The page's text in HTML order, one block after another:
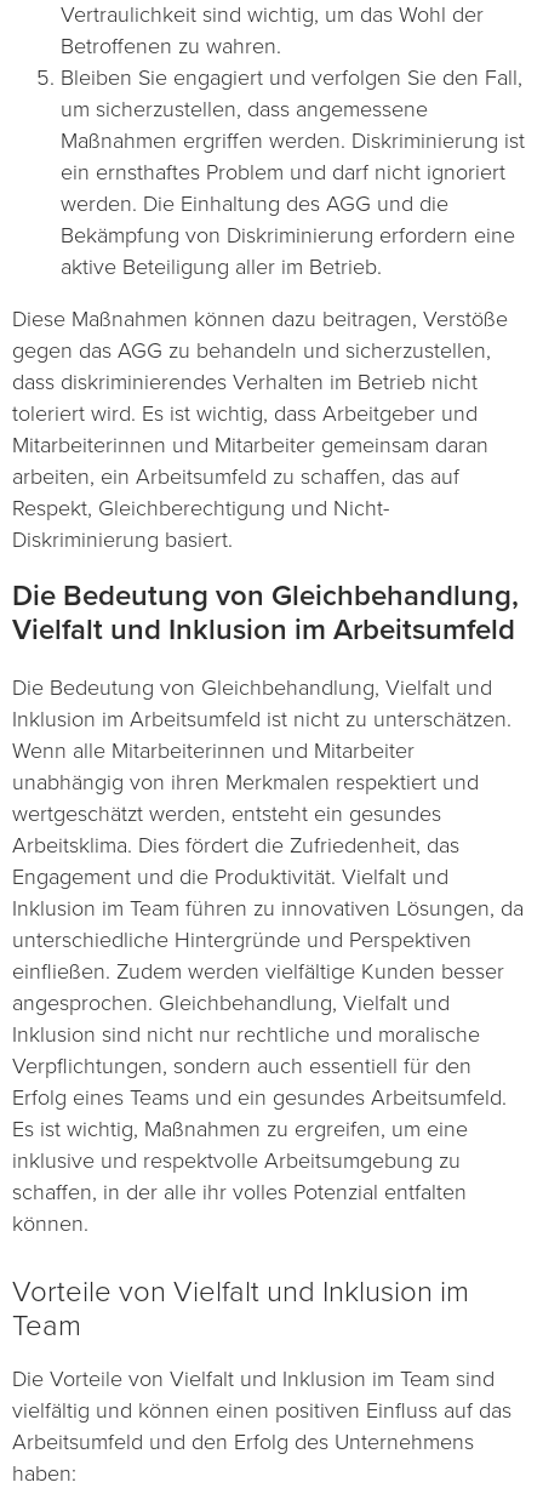
Vertraulichkeit sind wichtig, um das Wohl der
Betroffenen zu wahren.
Bleiben Sie engagiert und verfolgen Sie den Fall,
um sicherzustellen, dass angemessene
Maßnahmen ergriffen werden. Diskriminierung ist
ein ernsthaftes Problem und darf nicht ignoriert
werden. Die Einhaltung des AGG und die
Bekämpfung von Diskriminierung erfordern eine
aktive Beteiligung aller im Betrieb.
Diese Maßnahmen können dazu beitragen, Verstöße
gegen das AGG zu behandeln und sicherzustellen,
dass diskriminierendes Verhalten im Betrieb nicht
toleriert wird. Es ist wichtig, dass Arbeitgeber und
Mitarbeiterinnen und Mitarbeiter gemeinsam daran
arbeiten, ein Arbeitsumfeld zu schaffen, das auf
Respekt, Gleichberechtigung und Nicht-
Diskriminierung basiert.
Die Bedeutung von Gleichbehandlung,
Vielfalt und Inklusion im Arbeitsumfeld
Die Bedeutung von Gleichbehandlung, Vielfalt und
Inklusion im Arbeitsumfeld ist nicht zu unterschätzen.
Wenn alle Mitarbeiterinnen und Mitarbeiter
unabhängig von ihren Merkmalen respektiert und
wertgeschätzt werden, entsteht ein gesundes
Arbeitsklima. Dies fördert die Zufriedenheit, das
Engagement und die Produktivität. Vielfalt und
Inklusion im Team führen zu innovativen Lösungen, da
unterschiedliche Hintergründe und Perspektiven
einfließen. Zudem werden vielfältige Kunden besser
angesprochen. Gleichbehandlung, Vielfalt und
Inklusion sind nicht nur rechtliche und moralische
Verpflichtungen, sondern auch essentiell für den
Erfolg eines Teams und ein gesundes Arbeitsumfeld.
Es ist wichtig, Maßnahmen zu ergreifen, um eine
inklusive und respektvolle Arbeitsumgebung zu
schaffen, in der alle ihr volles Potenzial entfalten
können.
Vorteile von Vielfalt und Inklusion im
Team
Die Vorteile von Vielfalt und Inklusion im Team sind
vielfältig und können einen positiven Einfluss auf das
Arbeitsumfeld und den Erfolg des Unternehmens
haben: